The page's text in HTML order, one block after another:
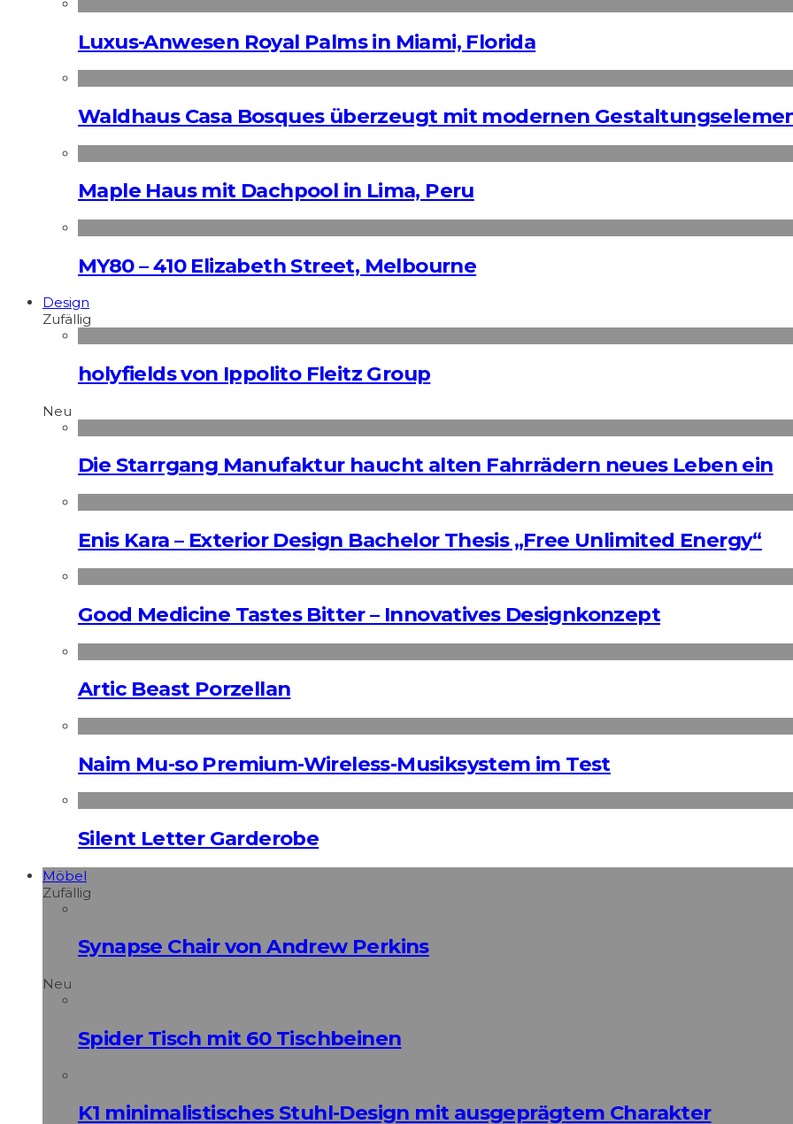
Luxus-Anwesen Royal Palms in Miami, Florida
Waldhaus Casa Bosques überzeugt mit modernen
Maple Haus mit Dachpool in Lima, Peru
MY80 – 410 Elizabeth Street, Melbourne
Design
Zufällig
holyfields von Ippolito Fleitz Group
Neu
Die Starrgang Manufaktur haucht alten Fahrrädern neues Leben ein
Enis Kara – Exterior Design Bachelor Thesis „Free Unlimited Energy“
Good Medicine Tastes Bitter – Innovatives Designkonzept
Artic Beast Porzellan
Naim Mu-so Premium-Wireless-Musiksystem im Test
Silent Letter Garderobe
Möbel
Zufällig
Synapse Chair von Andrew Perkins
Neu
Spider Tisch mit 60 Tischbeinen
K1 minimalistisches Stuhl-Design mit ausgeprägtem Charakter